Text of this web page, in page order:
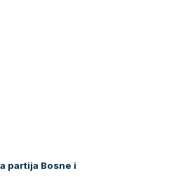
partija Bosne i